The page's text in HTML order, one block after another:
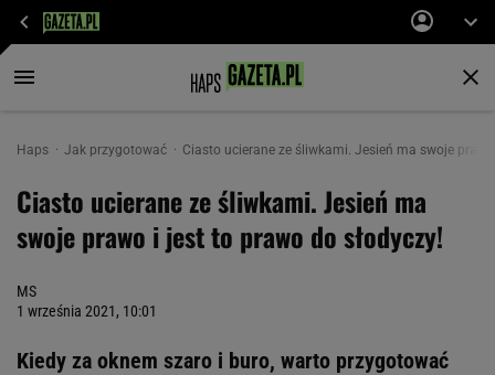
Haps Jak przygotować Ciasto ucierane ze śliwkami. Jesień ma swoje
Ciasto ucierane ze śliwkami. Jesień ma
swoje prawo i jest to prawo do słodyczy!
MS
1 września 2021, 10:01
Kiedy za oknem szaro i buro, warto przygotować